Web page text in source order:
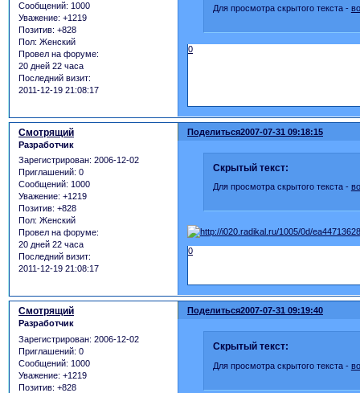
Сообщений: 1000
Уважение: +1219
Позитив: +828
Пол: Женский
Провел на форуме:
20 дней 22 часа
Последний визит:
2011-12-19 21:08:17
Для просмотра скрытого текста -
0
Поделиться2007-07-31 09:18:15
Смотрящий
Разработчик
Зарегистрирован: 2006-12-02
Приглашений: 0
Сообщений: 1000
Уважение: +1219
Позитив: +828
Пол: Женский
Провел на форуме:
20 дней 22 часа
Последний визит:
2011-12-19 21:08:17
Скрытый текст:
Для просмотра скрытого текста -
0
Поделиться2007-07-31 09:19:40
Смотрящий
Разработчик
Зарегистрирован: 2006-12-02
Приглашений: 0
Сообщений: 1000
Уважение: +1219
Позитив: +828
Скрытый текст:
Для просмотра скрытого текста -